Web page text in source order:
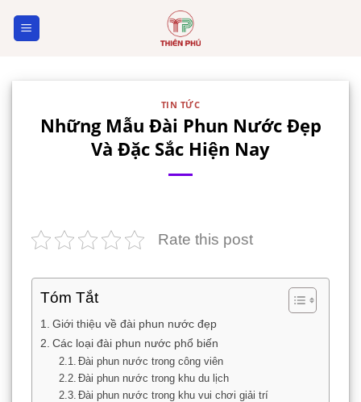
TIN TỨC
Những Mẫu Đài Phun Nước Đẹp
Và Đặc Sắc Hiện Nay
Rate this post
Tóm Tắt
Giới thiệu về đài phun nước đẹp
Các loại đài phun nước phổ biến
Đài phun nước trong công viên
Đài phun nước trong khu du lịch
Đài phun nước trong khu vui chơi giải trí